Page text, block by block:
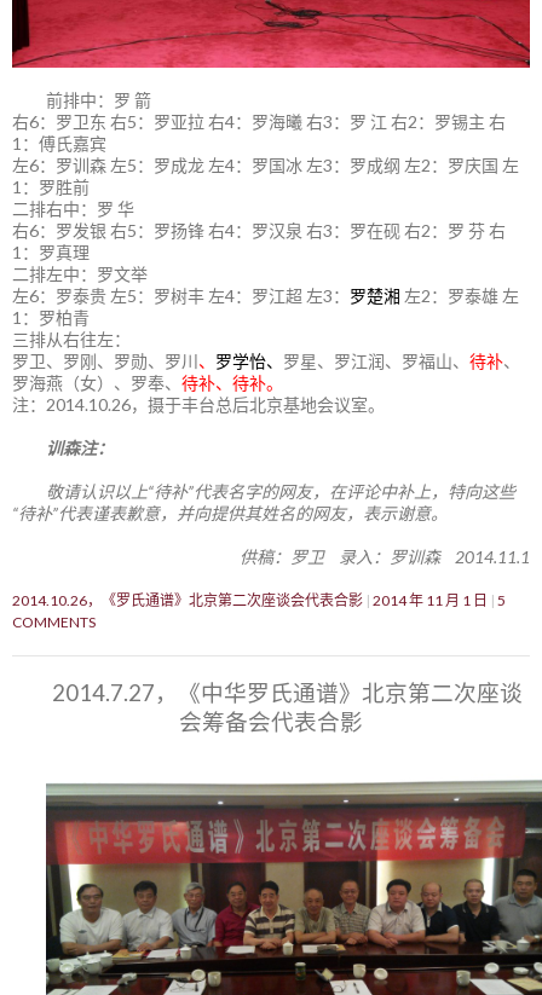
前排中：罗 箭
右6：罗卫东 右5：罗亚拉 右4：罗海曦 右3：罗 江 右2：罗锡主 右
1：傅氏嘉宾
左6：罗训森 左5：罗成龙 左4：罗国冰 左3：罗成纲 左2：罗庆国 左
1：罗胜前
二排右中：罗 华
右6：罗发银 右5：罗扬锋 右4：罗汉泉 右3：罗在砚 右2：罗 芬 右
1：罗真理
二排左中：罗文举
左6：罗泰贵 左5：罗树丰 左4：罗江超 左3： 罗楚湘 左2：罗泰雄 左
1：罗柏青
三排从右往左：
罗卫、罗刚、罗勋、罗川 、 罗学怡、 罗星、罗江润、罗福山、 待补、
罗海燕（女）、罗奉、 待补、待补。
注：2014.10.26，摄于丰台总后北京基地会议室。
训森注：
敬请认识以上“待补”代表名字的网友，在评论中补上，特向这些
“待补”代表谨表歉意，并向提供其姓名的网友，表示谢意。
供稿：罗卫 录入：罗训森 2014.11.1
2014.10.26，《罗氏通谱》北京第二次座谈会代表合影 2014 年 11 月 1 日
5
COMMENTS
2014.7.27，《中华罗氏通谱》北京第二次座谈
会筹备会代表合影